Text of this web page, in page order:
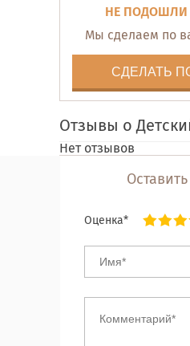
НЕ ПОДОШЛИ
Мы сделаем по
СДЕЛАТЬ
Отзывы о
Нет отзывов
Оценка*